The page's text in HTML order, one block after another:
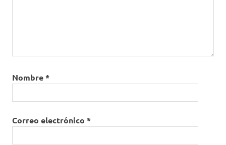
Nombre*
Correo electrónico *